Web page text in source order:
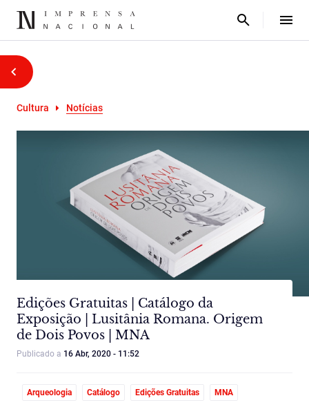
Cultura Notícias
Edições Gratuitas | Catálogo da
Exposição | Lusitânia Romana. Origem
de Dois Povos | MNA
Publicado a 16 Abr, 2020 - 11:52
Arqueologia Catálogo Edições Gratuitas MNA